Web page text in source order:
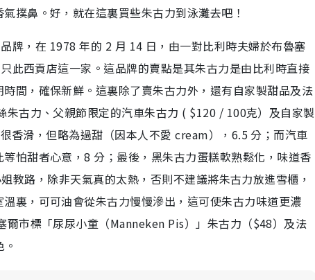
撲鼻。好，就在這裏買些朱古力到泳灘去吧！
，在 1978 年的 2 月 14 日，由一對比利時夫婦於布魯塞
此西貢店這一家。這品牌的賣點是其朱古力是由比利時直接
間，確保新鮮。這裏除了賣朱古力外，還有自家製甜品及法
朱古力、父親節限定的汽車朱古力 ( $120 / 100克）及自家製
香滑，但略為過甜（因本人不愛 cream），6.5 分；而汽車
怕甜者心意，8 分；最後，黑朱古力蛋糕軟熟鬆化，味道香
路，除非天氣真的太熱，否則不建議將朱古力放進雪櫃，
裏，可可油會從朱古力慢慢滲出，這可使朱古力味道更濃
市標「尿尿小童（Manneken Pis）」朱古力（$48）及法